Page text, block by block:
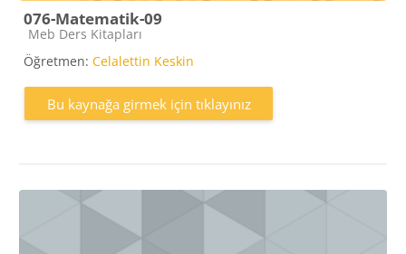
076-Matematik-09
Kaynak kategorisi
Meb Ders Kitapları
Öğretmen: Celalettin Keskin
Bu kaynağa girmek için tıklayınız